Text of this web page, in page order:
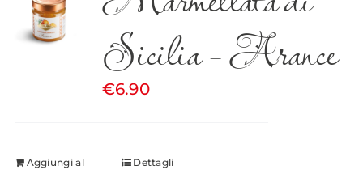
Sicilia – Arance
€6.90
Aggiungi al
Dettagli